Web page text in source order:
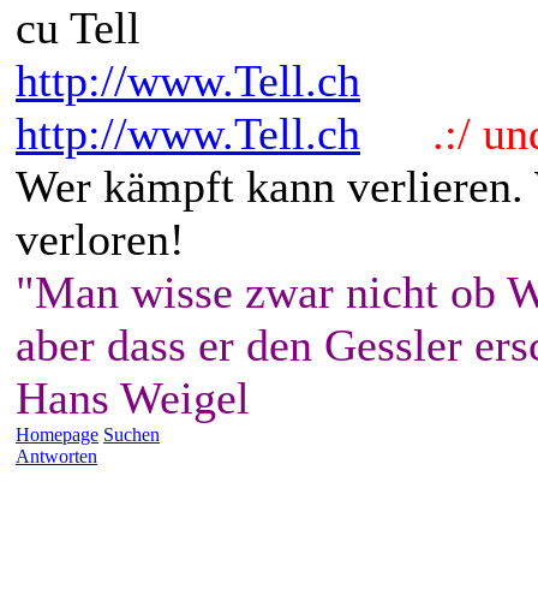
cu Tell
http://www.Tell.ch
http://www.Tell.ch
.:/
Wer kämpft kann
verloren!
"Man wisse zwar nicht ob
aber dass er den Gessler
Hans Weigel
Homepage Suchen
Antworten